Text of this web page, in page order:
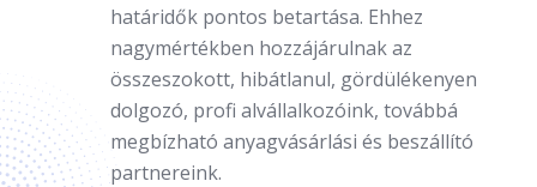
határidők pontos betartása. Ehhez
nagymértékben hozzájárulnak az
összeszokott, hibátlanul, gördülékenyen
dolgozó, profi alvállalkozóink, továbbá
megbízható anyagvásárlási és beszállító
partnereink.